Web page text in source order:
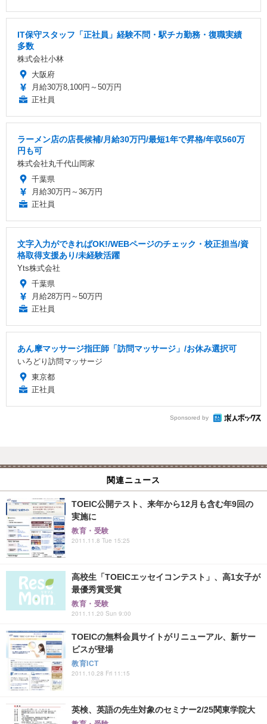
IT保守スタッフ「正社員」経験不問・駅チカ勤務・復職実績
多数
株式会社小林
大阪府
月給30万8,100円～50万円
正社員
ラーメン店の店長候補/月給30万円/最短1年で昇格/年収560万
円も可
株式会社丸千代山岡家
千葉県
月給30万円～36万円
正社員
文字入力ができればOK!/WEBページのチェック・校正担当/資
格取得支援あり/未経験活躍
Yts株式会社
千葉県
月給28万円～50万円
正社員
あん摩マッサージ指圧師「訪問マッサージ」/お休み選択可
いろどり訪問マッサージ
東京都
正社員
Sponsored by
関連ニュース
TOEIC公開テスト、来年から12月も含む年9回の
実施に
教育・受験
2011.11.8 Tue 15:25
高校生「TOEICエッセイコンテスト」、高1女子が
最優秀賞受賞
教育・受験
2011.11.20 Sun 9:00
TOEICの無料会員サイトがリニューアル、新サー
ビスが登場
教育ICT
2011.10.28 Fri 11:15
英検、英語の先生対象のセミナー2/25関東学院大